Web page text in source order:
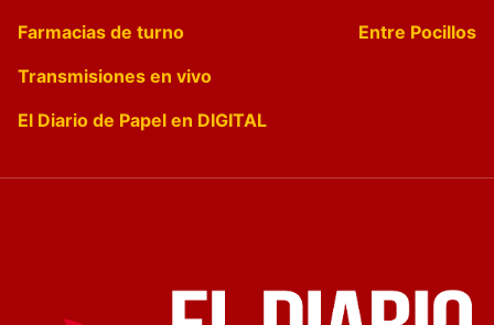
Farmacias de turno
Entre Pocillos
Transmisiones en vivo
El Diario de Papel en DIGITAL